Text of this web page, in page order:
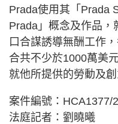
Prada使用其「Prada
Prada」概念及作品，
口合謀誘導無酬工作
合共不少於1000萬美
就他所提供的勞動及
案件編號：HCA1377/
法庭記者：劉曉曦